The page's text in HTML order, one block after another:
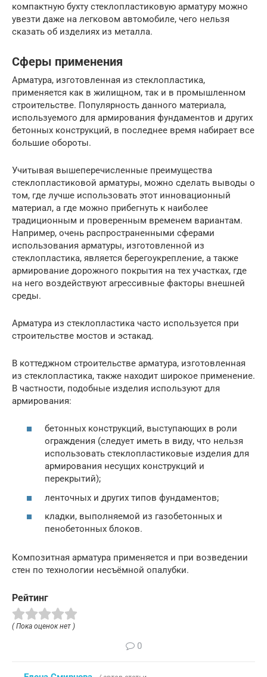
компактную бухту стеклопластиковую арматуру можно
увезти даже на легковом автомобиле, чего нельзя
сказать об изделиях из металла.
Сферы применения
Арматура, изготовленная из стеклопластика,
применяется как в жилищном, так и в промышленном
строительстве. Популярность данного материала,
используемого для армирования фундаментов и других
бетонных конструкций, в последнее время набирает все
большие обороты.
Учитывая вышеперечисленные преимущества
стеклопластиковой арматуры, можно сделать выводы о
том, где лучше использовать этот инновационный
материал, а где можно прибегнуть к наиболее
традиционным и проверенным временем вариантам.
Например, очень распространенными сферами
использования арматуры, изготовленной из
стеклопластика, является берегоукрепление, а также
армирование дорожного покрытия на тех участках, где
на него воздействуют агрессивные факторы внешней
среды.
Арматура из стеклопластика часто используется при
строительстве мостов и эстакад.
В коттеджном строительстве арматура, изготовленная
из стеклопластика, также находит широкое применение.
В частности, подобные изделия используют для
армирования:
бетонных конструкций, выступающих в роли
ограждения (следует иметь в виду, что нельзя
использовать стеклопластиковые изделия для
армирования несущих конструкций и
перекрытий);
ленточных и других типов фундаментов;
кладки, выполняемой из газобетонных и
пенобетонных блоков.
Композитная арматура применяется и при возведении
стен по технологии несъёмной опалубки.
Рейтинг
( Пока оценок нет )
0